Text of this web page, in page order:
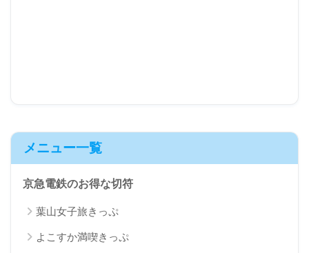
メニュー一覧
京急電鉄のお得な切符
葉山女子旅きっぷ
よこすか満喫きっぷ